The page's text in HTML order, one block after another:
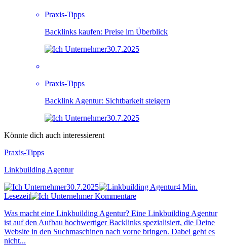
Praxis-Tipps
Backlinks kaufen: Preise im Überblick
30.7.2025
Praxis-Tipps
Backlink Agentur: Sichtbarkeit steigern
30.7.2025
Könnte dich auch interessierent
Praxis-Tipps
Linkbuilding Agentur
30.7.2025
4 Min.
Lesezeit
Kommentare
Was macht eine Linkbuilding Agentur? Eine Linkbuilding Agentur
ist auf den Aufbau hochwertiger Backlinks spezialisiert, die Deine
Website in den Suchmaschinen nach vorne bringen. Dabei geht es
nicht...